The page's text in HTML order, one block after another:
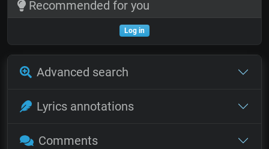
Recommended for you
Log in
Advanced search
Lyrics annotations
Comments